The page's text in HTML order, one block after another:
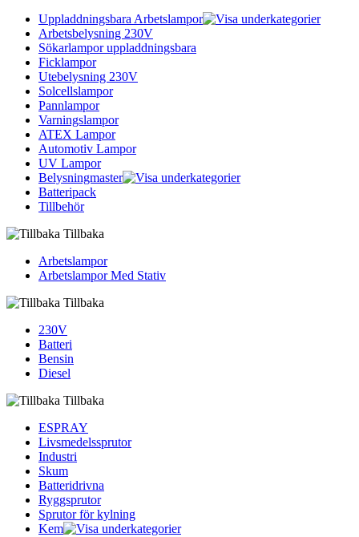
Uppladdningsbara Arbetslampor
Arbetsbelysning 230V
Sökarlampor uppladdningsbara
Ficklampor
Utebelysning 230V
Solcellslampor
Pannlampor
Varningslampor
ATEX Lampor
Automotiv Lampor
UV Lampor
Belysningmaster
Batteripack
Tillbehör
Tillbaka
Arbetslampor
Arbetslampor Med Stativ
Tillbaka
230V
Batteri
Bensin
Diesel
Tillbaka
ESPRAY
Livsmedelssprutor
Industri
Skum
Batteridrivna
Ryggsprutor
Sprutor för kylning
Kem